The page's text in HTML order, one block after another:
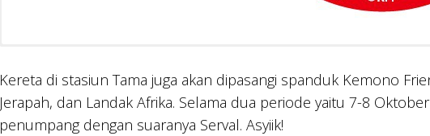
Kereta di stasiun Tama juga akan dipasangi spanduk Kemono
Jerapah, dan Landak Afrika. Selama dua periode yaitu 7-8
penumpang dengan suaranya Serval. Asyiik!